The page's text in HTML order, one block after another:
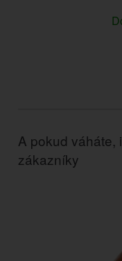
A pokud váháte,
zákazníky